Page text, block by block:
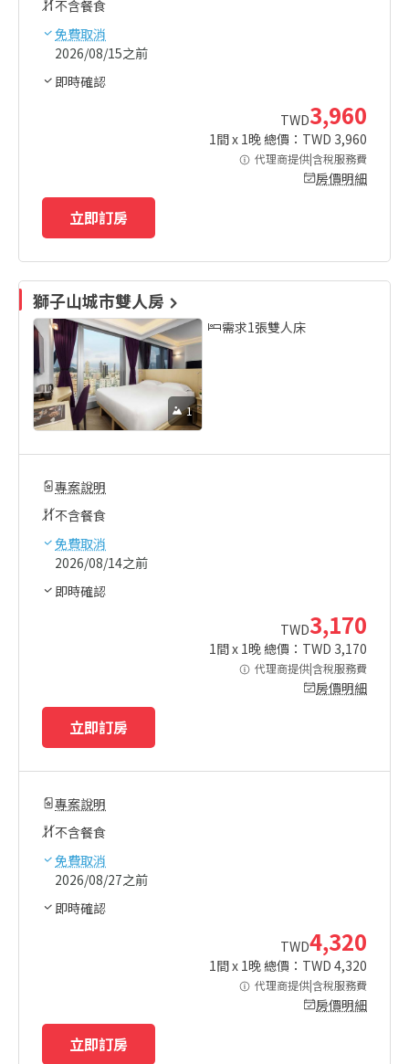
不含餐食
免費取消
2026/08/15之前
即時確認
TWD3,960
1間 x 1晚 總價：TWD 3,960
代理商提供|含稅服務費
房價明細
立即訂房
獅子山城市雙人房
1
需求1張雙人床
專案說明
不含餐食
免費取消
2026/08/14之前
即時確認
TWD3,170
1間 x 1晚 總價：TWD 3,170
代理商提供|含稅服務費
房價明細
立即訂房
專案說明
不含餐食
免費取消
2026/08/27之前
即時確認
TWD4,320
1間 x 1晚 總價：TWD 4,320
代理商提供|含稅服務費
房價明細
立即訂房